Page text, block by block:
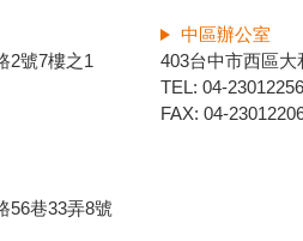
2號7樓之1
中區辦公室
403台中市西區大
TEL: 04-23012256
FAX: 04-
56巷33弄8號